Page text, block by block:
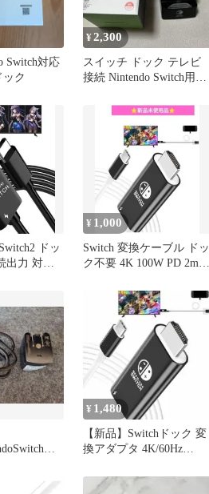
Switch対応
ック
¥2,300
スイッチ ドック テレビ
接続 Nintendo Switch用ド
ドッ
出力 対応
¥ 1,000
Switch 変換ケーブル ドッ
ク不要 4K 100W PD 2m
ド
¥ 1,480
【新品】Switchドック 変
換アダプタ 4K/60Hz